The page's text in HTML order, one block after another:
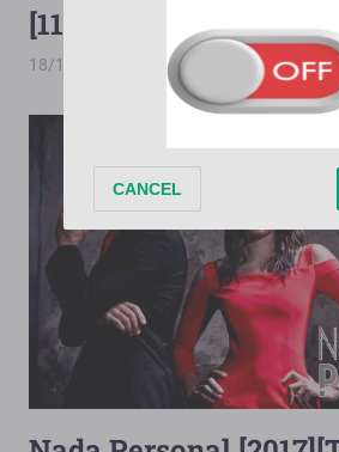
[110/110]
18/12/2025 PorMega Madre Todo Por